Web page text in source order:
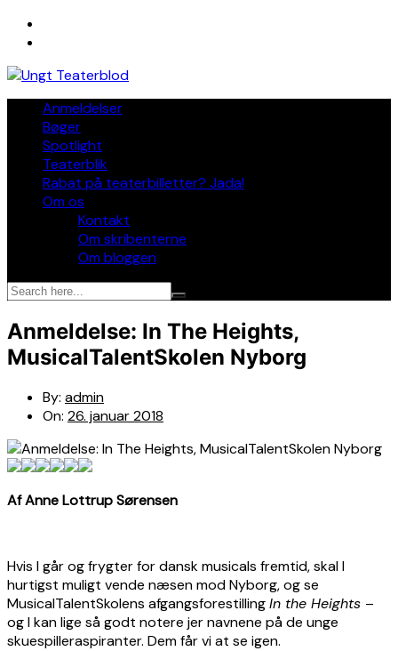
Skip
Anmeldelser
Bøger
Spotlight
Teaterblik
Rabat på teaterbilletter? Jada!
Om os
Kontakt
Om skribenterne
Om bloggen
Anmeldelse: In The Heights,
MusicalTalentSkolen Nyborg
By: admin
On: 26. januar 2018
Af Anne Lottrup Sørensen
Hvis I går og frygter for dansk musicals fremtid, skal I
hurtigst muligt vende næsen mod Nyborg, og se
MusicalTalentSkolens afgangsforestillingIn the Heights –
og I kan lige så godt notere jer navnene på de unge
skuespilleraspiranter. Dem får vi at se igen.